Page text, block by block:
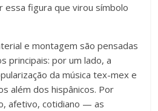
essa figura que virou símbolo
e montagem são pensadas
principais: por um lado, a
da música tex-mex e
além dos hispânicos. Por
afetivo, cotidiano — as